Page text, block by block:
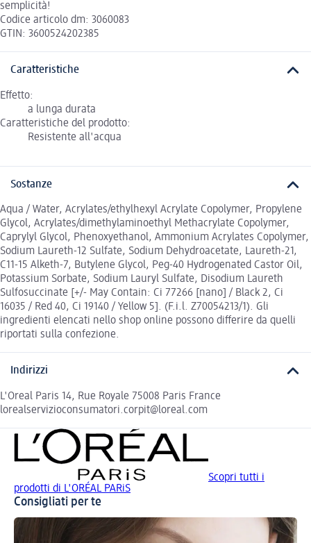
semplicità!
Codice articolo dm: 3060083
GTIN: 3600524202385
Caratteristiche
Effetto:
a lunga durata
Caratteristiche del prodotto:
Resistente all'acqua
Sostanze
Aqua / Water, Acrylates/ethylhexyl Acrylate Copolymer, Propylene
Glycol, Acrylates/dimethylaminoethyl Methacrylate Copolymer,
Caprylyl Glycol, Phenoxyethanol, Ammonium Acrylates Copolymer,
Sodium Laureth-12 Sulfate, Sodium Dehydroacetate, Laureth-21,
C11-15 Alketh-7, Butylene Glycol, Peg-40 Hydrogenated Castor Oil,
Potassium Sorbate, Sodium Lauryl Sulfate, Disodium Laureth
Sulfosuccinate [+/- May Contain: Ci 77266 [nano] / Black 2, Ci
16035 / Red 40, Ci 19140 / Yellow 5]. (F.i.l. Z70054213/1). Gli
ingredienti elencati nello shop online possono differire da quelli
riportati sulla confezione.
Indirizzi
L'Oreal Paris 14, Rue Royale 75008 Paris France
lorealservizioconsumatori.corpit@loreal.com
Scopri tutti i
prodotti di L'ORÉAL PARiS
Consigliati per te